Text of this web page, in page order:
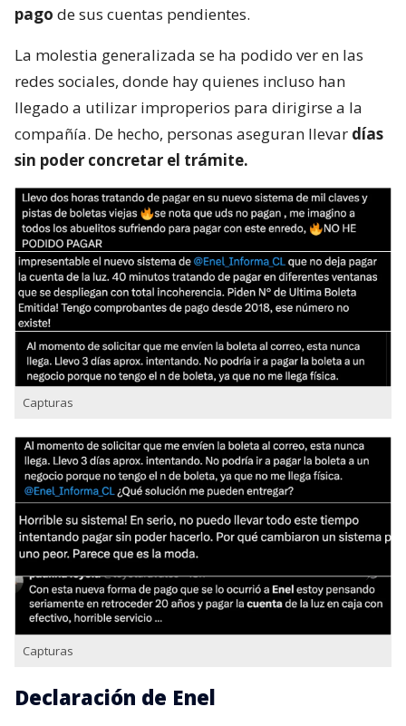
pago de sus cuentas pendientes.
La molestia generalizada se ha podido ver en las
redes sociales, donde hay quienes incluso han
llegado a utilizar improperios para dirigirse a la
compañía. De hecho, personas aseguran llevar días
sin poder concretar el trámite.
Capturas
Capturas
Declaración de Enel